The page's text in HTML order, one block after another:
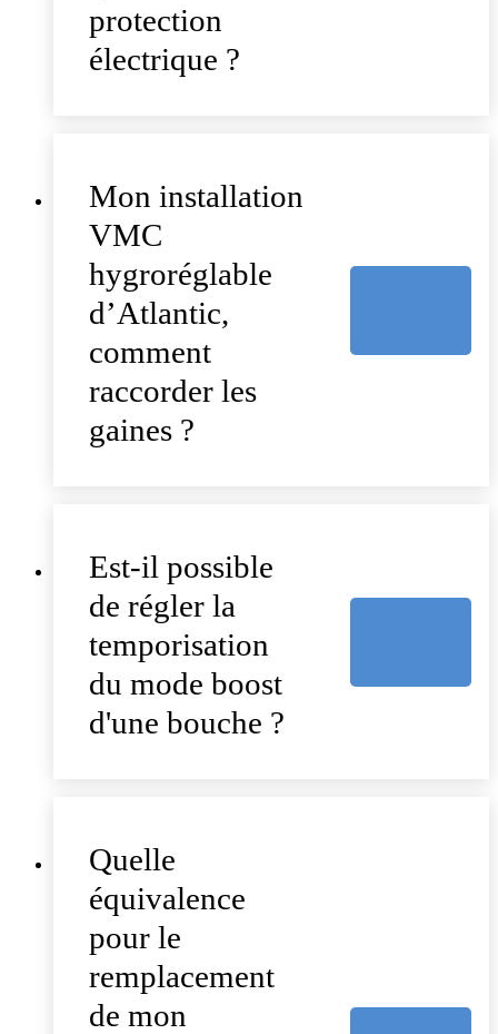
protection
électrique ?
Mon installation
VMC
hygroréglable
d’Atlantic,
comment
raccorder les
gaines ?
Est-il possible
de régler la
temporisation
du mode boost
d'une bouche ?
Quelle
équivalence
pour le
remplacement
de mon